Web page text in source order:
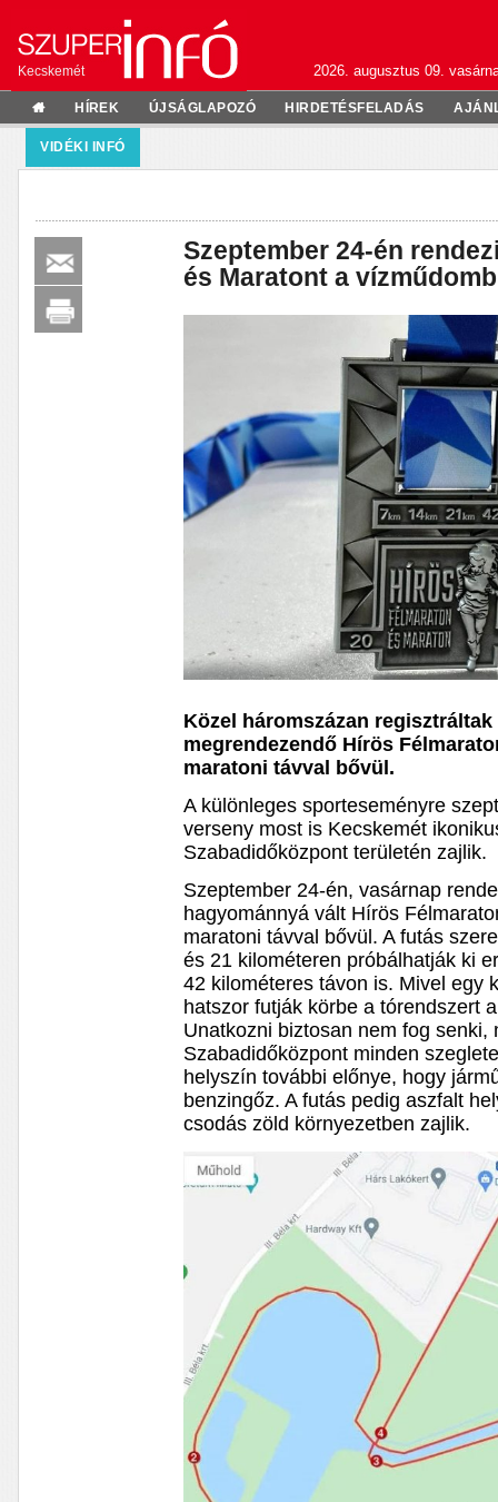
Kecskemét 2026. augusztus 09.
HÍREK ÚJSÁGLAPOZÓ HIRDETÉSFELADÁS
VIDÉKI INFÓ
Szeptember 24-én
és Maratont a
Közel háromszázan
megrendezendő Hírös
maratoni távval bővül.
A különleges sporteseményre
verseny most is Kecskemét
Szabadidőközpont területén zajlik.
Szeptember 24-én, vasárnap
hagyománnyá vált Hírös
maratoni távval bővül. A futás
és 21 kilométeren próbálhatják ki
42 kilométeres távon is. Mivel egy
hatszor futják körbe a tórendszert
Unatkozni biztosan nem fog senki,
Szabadidőközpont minden
helyszín további előnye, hogy
benzingőz. A futás pedig aszfalt
csodás zöld környezetben zajlik.